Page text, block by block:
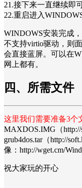
21.接下来一直继续即
22.重启进入
WINDOWS安装完成
不支持virtio驱动，则
会直接蓝屏。可以在
网上都有。
四、所需文件
这里我们需要准备3个
MAXDOS.IMG（http://
grub4dos.tar（http://
像：http://wget.cm/
祝大家玩的开心